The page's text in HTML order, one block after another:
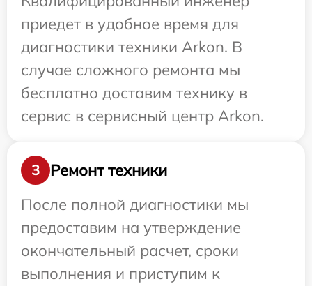
приедет в удобное время для
диагностики техники Arkon. В
случае сложного ремонта мы
бесплатно доставим технику в
сервис в сервисный центр Arkon.
3
Ремонт техники
После полной диагностики мы
предоставим на утверждение
окончательный расчет, сроки
выполнения и приступим к